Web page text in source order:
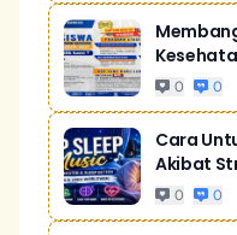
0 0
Cara
Akibat
0 0